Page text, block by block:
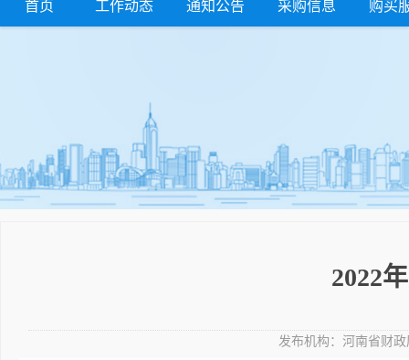
首页 工作动态 通知公告 采购信息 购买
2022
发布机构： 河南省财